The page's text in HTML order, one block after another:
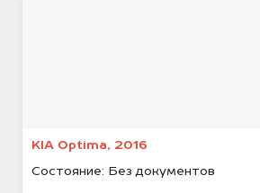
KIA Optima, 2016
Состояние: Без документов